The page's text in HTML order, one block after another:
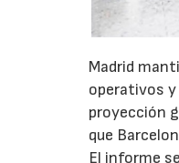
Madrid
operativos
proyección
que
El informe